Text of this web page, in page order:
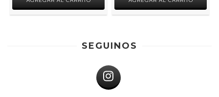
SEGUINOS